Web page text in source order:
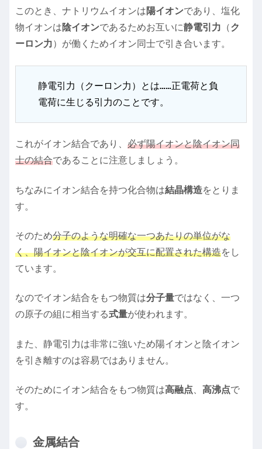
このとき、ナトリウムイオンは陽イオンであり、塩化
物イオンは陰イオンであるためお互いに静電引力 （ク
ーロン力）が働くためイオン同士で引き合います。
静電引力（クーロン力）とは……正電荷と負
電荷に生じる引力のことです。
これがイオン結合であり、 必ず陽イオンと陰イオン同
士の結合であることに注意しましょう。
ちなみにイオン結合を持つ化合物は結晶構造をとりま
す。
そのため分子のような明確な一つあたりの単位がな
く、陽イオンと陰イオンが交互に配置された構造をし
ています。
なのでイオン結合をもつ物質は分子量ではなく、一つ
の原子の組に相当する式量が使われます。
また、静電引力は非常に強いため陽イオンと陰イオン
を引き離すのは容易ではありません。
そのためにイオン結合をもつ物質は高融点 高沸点で
す。
金属結合